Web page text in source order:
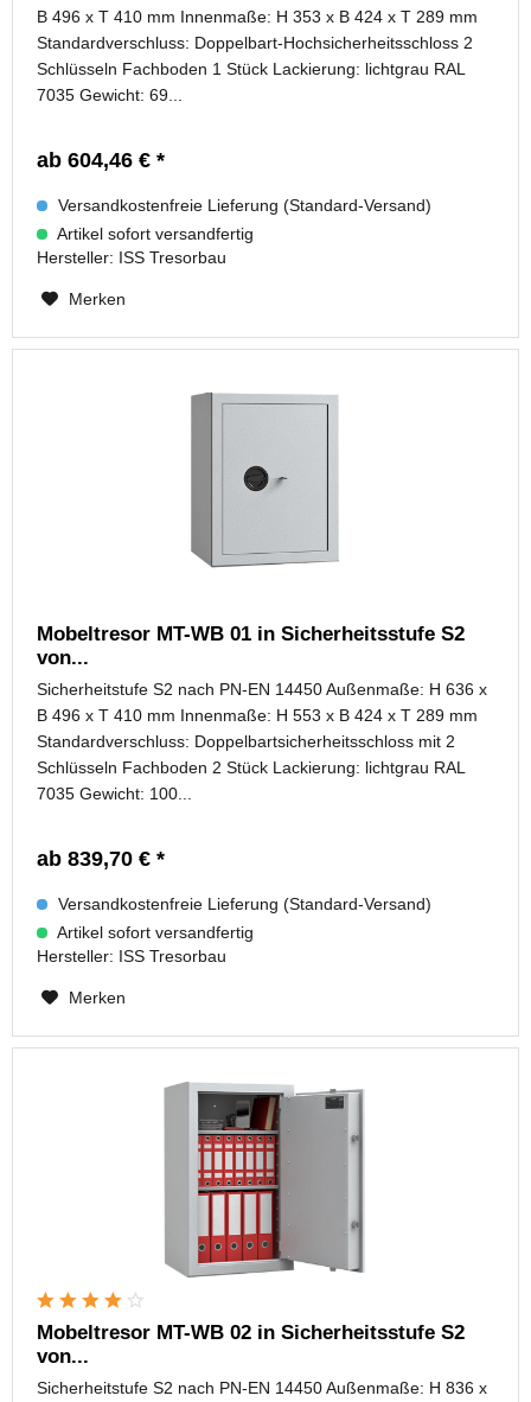
B 496 x T 410 mm Innenmaße: H 353 x B 424 x T 289 mm
Standardverschluss: Doppelbart-Hochsicherheitsschloss 2
Schlüsseln Fachboden 1 Stück Lackierung: lichtgrau RAL
7035 Gewicht: 69...
ab 604,46 € *
Versandkostenfreie Lieferung (Standard-Versand)
Artikel sofort versandfertig
Hersteller: ISS Tresorbau
Merken
Mobeltresor MT-WB 01 in Sicherheitsstufe S2
von...
Sicherheitstufe S2 nach PN-EN 14450 Außenmaße: H 636 x
B 496 x T 410 mm Innenmaße: H 553 x B 424 x T 289 mm
Standardverschluss: Doppelbartsicherheitsschloss mit 2
Schlüsseln Fachboden 2 Stück Lackierung: lichtgrau RAL
7035 Gewicht: 100...
ab 839,70 € *
Versandkostenfreie Lieferung (Standard-Versand)
Artikel sofort versandfertig
Hersteller: ISS Tresorbau
Merken
Mobeltresor MT-WB 02 in Sicherheitsstufe S2
von...
Sicherheitstufe S2 nach PN-EN 14450 Außenmaße: H 836 x